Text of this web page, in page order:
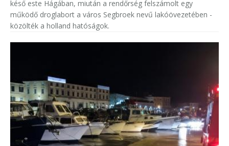
késő este Hágában, miután a rendőrség felszámolt egy
működő droglabort a város Segbroek nevű lakóövezetében -
közölték a holland hatóságok.